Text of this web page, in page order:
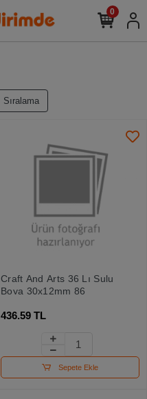
0
Sıralama
Craft And Arts 36 Lı Sulu
Boya 30x12mm 86
436.59 TL
Sepete Ekle